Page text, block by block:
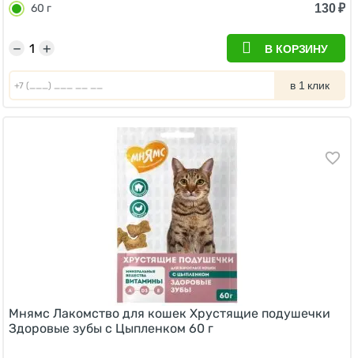
60 г 130₽
+
− В КОРЗИНУ
в 1 клик
Мнямс Лакомство для кошек Хрустящие подушечки
Здоровые зубы с Цыпленком 60 г